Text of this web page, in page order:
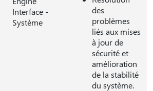
Interface -
Système
des
problèmes
liés aux mises
à jour de
sécurité et
amélioration
de la stabilité
du système.